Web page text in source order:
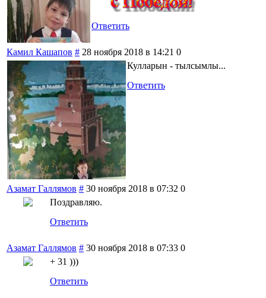
Ответить
Камил Кашапов # 28 ноября 2018 в 14:21 0
Кулларын - тылсымлы...
Ответить
Азамат Галлямов # 30 ноября 2018 в 07:32 0
Поздравляю.
Ответить
Азамат Галлямов # 30 ноября 2018 в 07:33 0
+ 31 )))
Ответить